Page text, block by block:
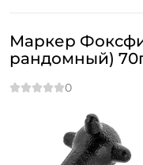
Маркер
рандомный)